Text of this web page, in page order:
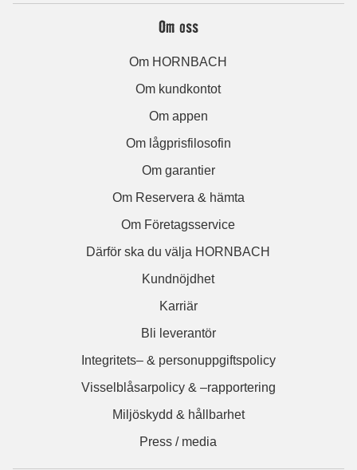
Om oss
Om HORNBACH
Om kundkontot
Om appen
Om lågprisfilosofin
Om garantier
Om Reservera & hämta
Om Företagsservice
Därför ska du välja HORNBACH
Kundnöjdhet
Karriär
Bli leverantör
Integritets– & personuppgiftspolicy
Visselblåsarpolicy & –rapportering
Miljöskydd & hållbarhet
Press / media